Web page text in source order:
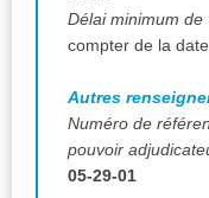
Délai minimum
Autres
Numéro de
pouvoir
05-29-01